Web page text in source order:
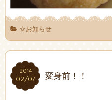
☆お知らせ
2014
02/07
2014
02/07 変身前！！